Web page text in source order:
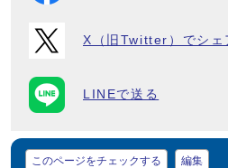
X（旧Twitter）でシェ
LINEで送る
マイページ
このページをチェックする 編集